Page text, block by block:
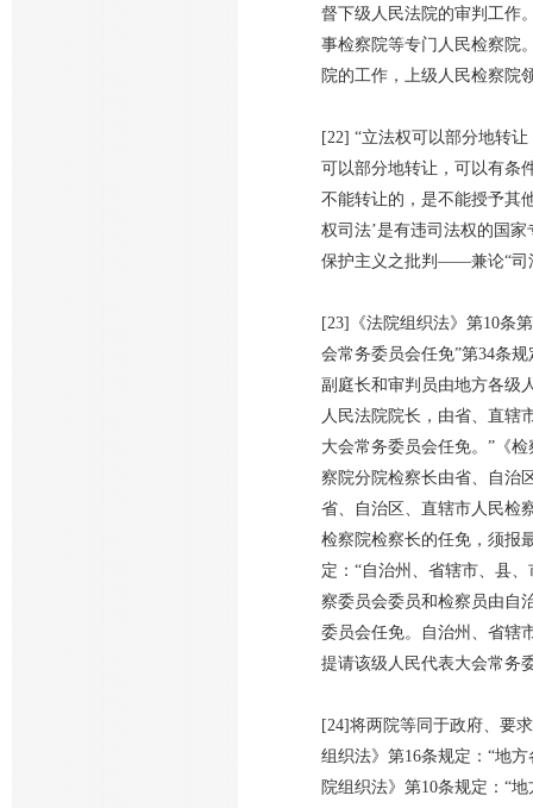
督下级人民法院的审判工作
事检察院等专门人民检察院
院的工作，上级人民检察院
[22] “立法权可以部分地转
可以部分地转让，可以有条
不能转让的，是不能授予其
权司法’是有违司法权的国
保护主义之批判——兼论“司
[23]《法院组织法》第10条
会常务委员会任免”第34条
副庭长和审判员由地方各级
人民法院院长，由省、直辖
大会常务委员会任免。”《
察院分院检察长由省、自治
省、自治区、直辖市人民检
检察院检察长的任免，须报
定：“自治州、省辖市、县
察委员会委员和检察员由自
委员会任免。自治州、省辖
提请该级人民代表大会常务
[24]将两院等同于政府、要
组织法》第16条规定：“地
院组织法》第10条规定：“